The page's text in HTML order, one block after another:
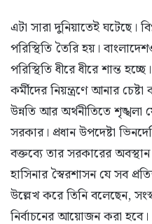
এটা সারা দুনিয়াতেই ঘটেছে।
পরিস্থিতি তৈরি হয়।
পরিস্থিতি ধীরে ধীরে শান্ত
কর্মীদের নিয়ন্ত্রণে আনার
উন্নতি আর অর্থনীতিতে শৃঙ্খলা
সরকার। প্রধান উপদেষ্টা
বক্তব্যে তার সরকারের
হাসিনার স্বৈরশাসন যে সব
উল্লেখ করে তিনি বলেছেন,
নির্বাচনের আয়োজন করা